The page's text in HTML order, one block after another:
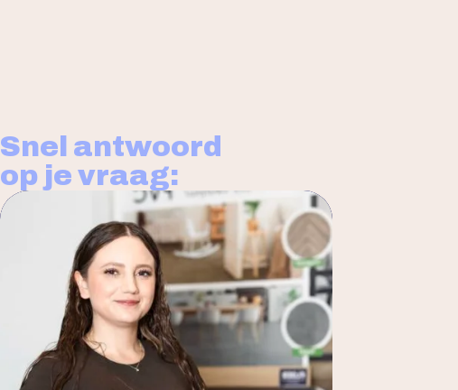
Snel antwoord
op je vraag: